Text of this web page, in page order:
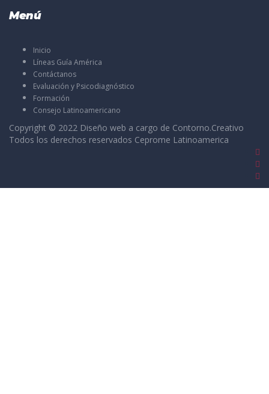
Menú
Inicio
Líneas Guía América
Contáctanos
Evaluación y Psicodiagnóstico
Formación
Consejo Latinoamericano
Copyright © 2022 Diseño web a cargo de Contorno.Creativo
Todos los derechos reservados Ceprome Latinoamerica